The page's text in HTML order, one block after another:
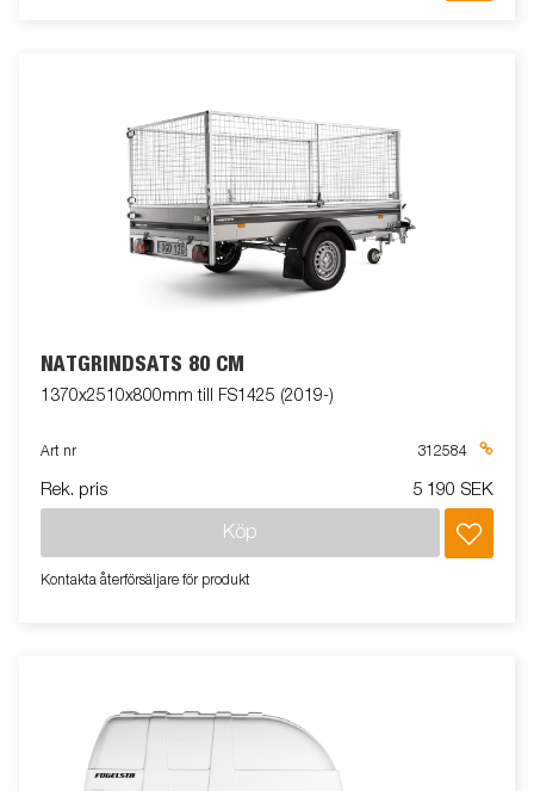
NÄTGRINDSATS 80 CM
1370x2510x800mm till FS1425 (2019-)
Art nr 312584
Rek. pris 5 190 SEK
Köp
Kontakta återförsäljare för produkt